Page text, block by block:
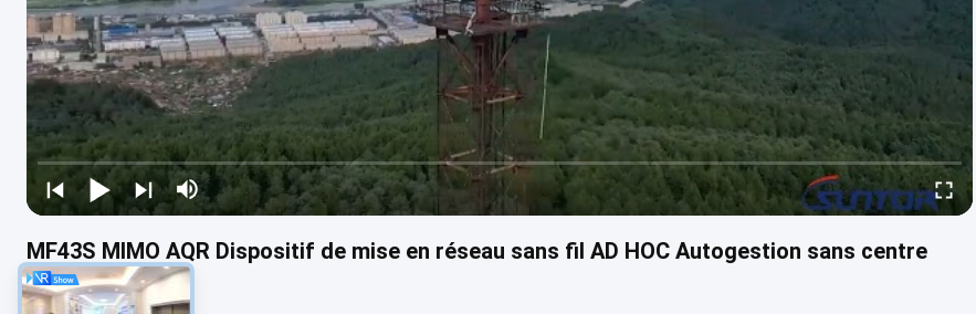
MF43S MIMO AQR Dispositif de mise en réseau sans fil AD HOC Autogestion sans centre
AES128